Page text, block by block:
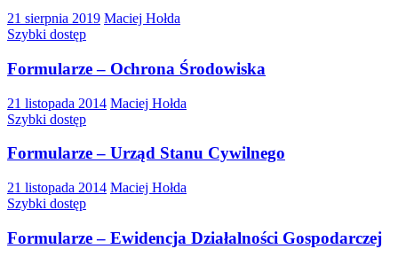
21 sierpnia 2019 Maciej Hołda
Szybki dostęp
Formularze – Ochrona Środowiska
21 listopada 2014 Maciej Hołda
Szybki dostęp
Formularze – Urząd Stanu Cywilnego
21 listopada 2014 Maciej Hołda
Szybki dostęp
Formularze – Ewidencja Działalności Gospodarczej